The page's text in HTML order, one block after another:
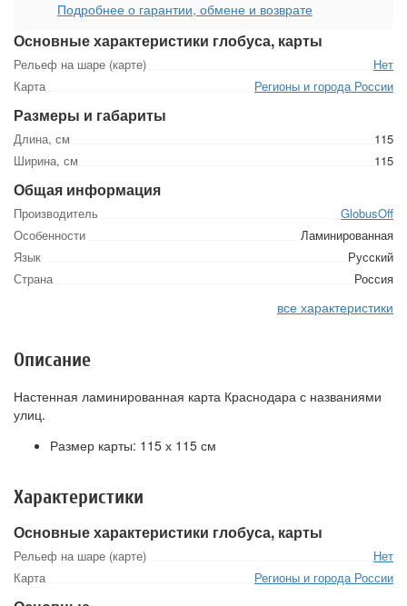
Основные характеристики глобуса, карты
Рельеф на шаре (карте)
Нет
Карта
Регионы и города России
Размеры и габариты
Длина, см
115
Ширина, см
115
Общая информация
Производитель
GlobusOff
Особенности
Ламинированная
Язык
Русский
Страна
Россия
все характеристики
Подробнее о гарантии, обмене и возврате
Описание
Настенная ламинированная карта Краснодара с названиями
улиц.
Размер карты: 115 х 115 см
Характеристики
Основные характеристики глобуса, карты
Рельеф на шаре (карте)
Нет
Карта
Регионы и города России